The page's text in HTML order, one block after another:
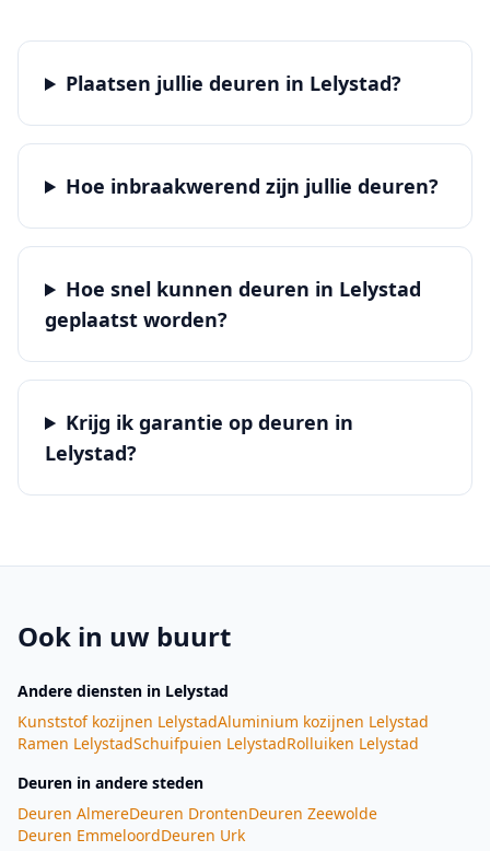
Plaatsen jullie deuren in Lelystad?
Hoe inbraakwerend zijn jullie deuren?
Hoe snel kunnen deuren in Lelystad
geplaatst worden?
Krijg ik garantie op deuren in
Lelystad?
Ook in uw buurt
Andere diensten in Lelystad
Kunststof kozijnen LelystadAluminium kozijnen Lelystad
Ramen LelystadSchuifpuien LelystadRolluiken Lelystad
Deuren in andere steden
Deuren AlmereDeuren DrontenDeuren Zeewolde
Deuren EmmeloordDeuren Urk